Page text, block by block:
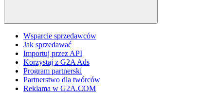
Wsparcie sprzedawców
Jak sprzedawać
Importuj przez API
Korzystaj z G2A Ads
Program partnerski
Partnerstwo dla twórców
Reklama w G2A.COM